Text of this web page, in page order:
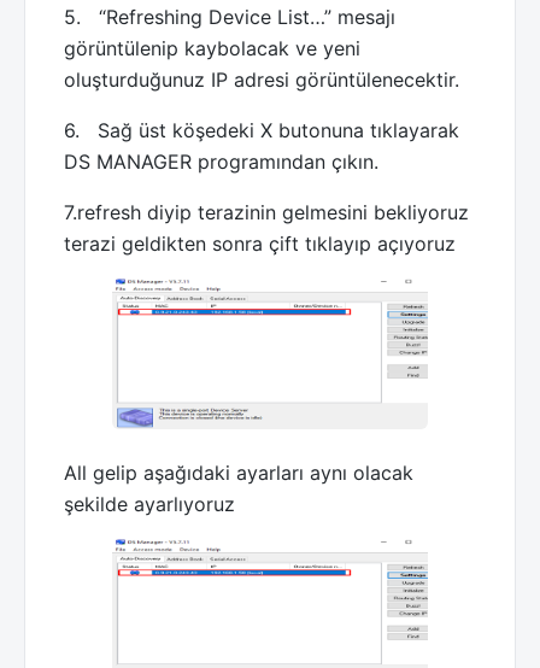
5. “Refreshing Device List…” mesajı
görüntülenip kaybolacak ve yeni
oluşturduğunuz IP adresi görüntülenecektir.
6. Sağ üst köşedeki X butonuna tıklayarak
DS MANAGER programından çıkın.
7.refresh diyip terazinin gelmesini bekliyoruz
terazi geldikten sonra çift tıklayıp açıyoruz
All gelip aşağıdaki ayarları aynı olacak
şekilde ayarlıyoruz